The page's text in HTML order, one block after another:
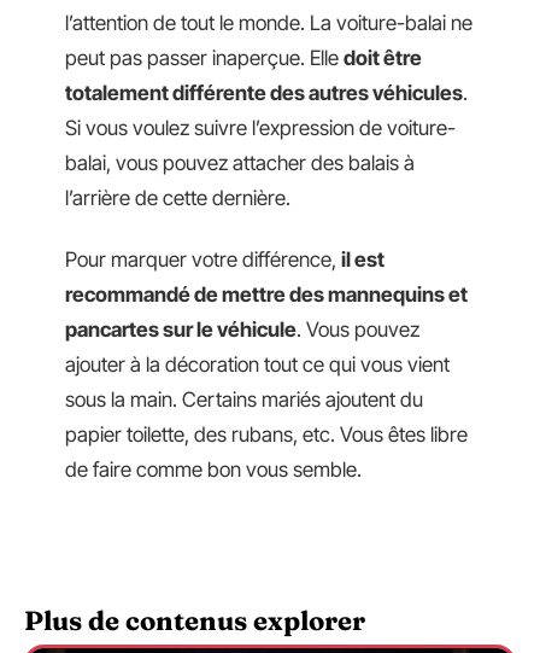
l’attention de tout le monde. La voiture-balai ne
peut pas passer inaperçue. Elle doit être
totalement différente des autres véhicules.
Si vous voulez suivre l’expression de voiture-
balai, vous pouvez attacher des balais à
l’arrière de cette dernière.
Pour marquer votre différence, il est
recommandé de mettre des mannequins et
pancartes sur le véhicule. Vous pouvez
ajouter à la décoration tout ce qui vous vient
sous la main. Certains mariés ajoutent du
papier toilette, des rubans, etc. Vous êtes libre
de faire comme bon vous semble.
Plus de contenus explorer